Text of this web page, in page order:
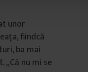
unor
fiindcă
ba mai
nu mi se